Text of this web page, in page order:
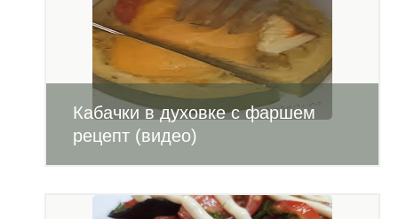
Кабачки в духовке с фаршем
рецепт (видео)